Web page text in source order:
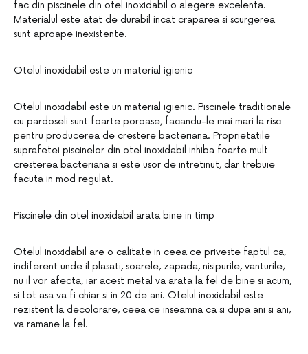
fac din piscinele din otel inoxidabil o alegere excelenta.
Materialul este atat de durabil incat craparea si scurgerea
sunt aproape inexistente.
Otelul inoxidabil este un material igienic
Otelul inoxidabil este un material igienic. Piscinele traditionale
cu pardoseli sunt foarte poroase, facandu-le mai mari la risc
pentru producerea de crestere bacteriana. Proprietatile
suprafetei piscinelor din otel inoxidabil inhiba foarte mult
cresterea bacteriana si este usor de intretinut, dar trebuie
facuta in mod regulat.
Piscinele din otel inoxidabil arata bine in timp
Otelul inoxidabil are o calitate in ceea ce priveste faptul ca,
indiferent unde il plasati, soarele, zapada, nisipurile, vanturile;
nu il vor afecta, iar acest metal va arata la fel de bine si acum,
si tot asa va fi chiar si in 20 de ani. Otelul inoxidabil este
rezistent la decolorare, ceea ce inseamna ca si dupa ani si ani,
va ramane la fel.